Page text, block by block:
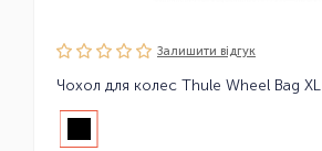
Залишити вiдгук
Чохол для колес Thule Wheel Bag XL